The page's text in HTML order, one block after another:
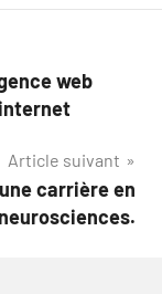
web
Article suivant
carrière en
neurosciences.